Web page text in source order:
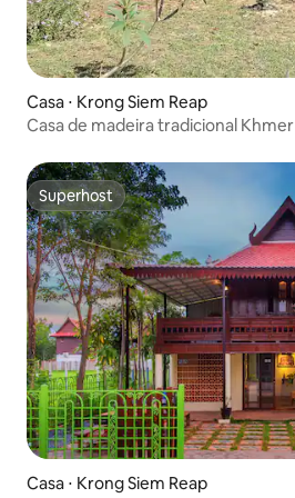
Casa ⋅ Krong Siem Reap
Casa de madeira tradicional Khmer
Superhost
Superhost
Casa ⋅ Krong Siem Reap